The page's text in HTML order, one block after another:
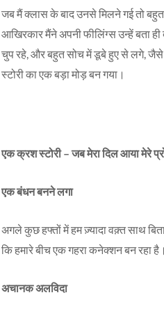
जब मैं क्लास के बाद उनसे मिलने गई तो
आखिरकार मैंने अपनी फीलिंग्स उन्हें बता ही
चुप रहे, और बहुत सोच में डूबे हुए से लगे, जैसे
स्टोरी का एक बड़ा मोड़ बन गया।
एक क्रश स्टोरी – जब मेरा दिल आया मेरे
एक बंधन बनने लगा
अगले कुछ हफ्तों में हम ज़्यादा वक़्त साथ
कि हमारे बीच एक गहरा कनेक्शन बन रहा
अचानक अलविदा